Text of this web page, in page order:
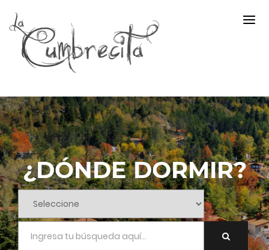
¿DÓNDE DORMIR?